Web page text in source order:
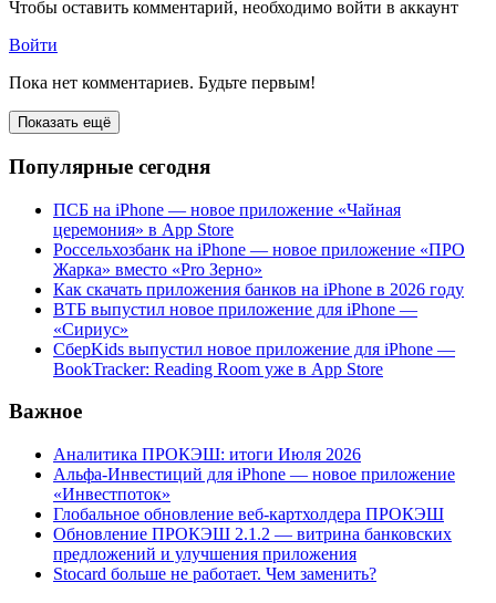
Чтобы оставить комментарий, необходимо войти в аккаунт
Войти
Пока нет комментариев. Будьте первым!
Показать ещё
Популярные сегодня
ПСБ на iPhone — новое приложение «Чайная
церемония» в App Store
Россельхозбанк на iPhone — новое приложение «ПРО
Жарка» вместо «Pro Зерно»
Как скачать приложения банков на iPhone в 2026 году
ВТБ выпустил новое приложение для iPhone —
«Сириус»
СберKids выпустил новое приложение для iPhone —
BookTracker: Reading Room уже в App Store
Важное
Аналитика ПРОКЭШ: итоги Июля 2026
Альфа-Инвестиций для iPhone — новое приложение
«Инвестпоток»
Глобальное обновление веб-картхолдера ПРОКЭШ
Обновление ПРОКЭШ 2.1.2 — витрина банковских
предложений и улучшения приложения
Stocard больше не работает. Чем заменить?